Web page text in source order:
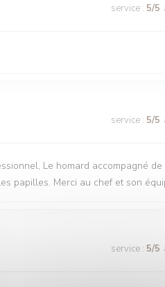
service : 5/5
service : 5/5
Le homard accompagné
papilles. Merci au chef et son
service : 5/5